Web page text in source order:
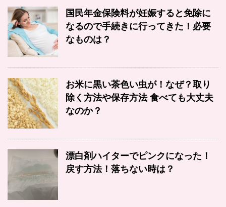
国民年金保険料が妊娠すると免除に
なるので手続きに行ってきた！必要
なものは？
お米に黒い茶色い虫が！なぜ？取り
除く方法や保存方法 食べても大丈夫
なのか？
漂白剤ハイターでピンクになった！
戻す方法！落ちない時は？